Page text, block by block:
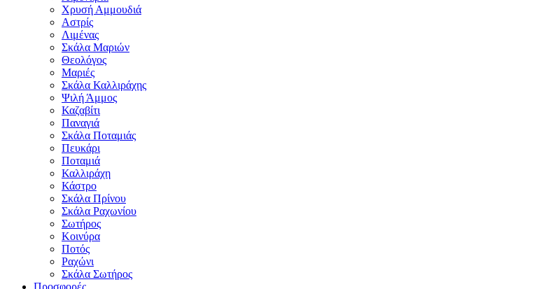
Χρυσή Αμμουδιά
Αστρίς
Λιμένας
Σκάλα Μαριών
Θεολόγος
Μαριές
Σκάλα Καλλιράχης
Ψιλή Άμμος
Καζαβίτι
Παναγιά
Σκάλα Ποταμιάς
Πευκάρι
Ποταμιά
Καλλιράχη
Κάστρο
Σκάλα Πρίνου
Σκάλα Ραχωνίου
Σωτήρος
Κοινύρα
Ποτός
Ραχώνι
Σκάλα Σωτήρος
Προσφορές